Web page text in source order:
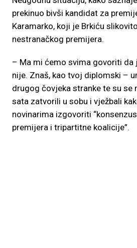
prekinuo bivši kandidat za
Karamarko, koji je Brkiću
nestranačkog premijera.
– Ma mi ćemo svima govoriti da
nije. Znaš, kao tvoj diplomski –
drugog čovjeka stranke te su se
sata zatvorili u sobu i vježbali
novinarima izgovoriti
premijera i tripartitne koalicije”.